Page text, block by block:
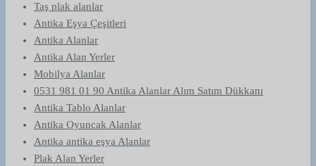
Taş plak alanlar
Antika Eşya Çeşitleri
Antika Alanlar
Antika Alan Yerler
Mobilya Alanlar
0531 981 01 90 Antika Alanlar Alım Satım Dükkanı
Antika Tablo Alanlar
Antika Oyuncak Alanlar
Antika antika eşya Alanlar
Plak Alan Yerler